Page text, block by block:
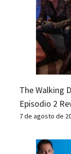
The Walking
Episodio 2
7 de agosto de